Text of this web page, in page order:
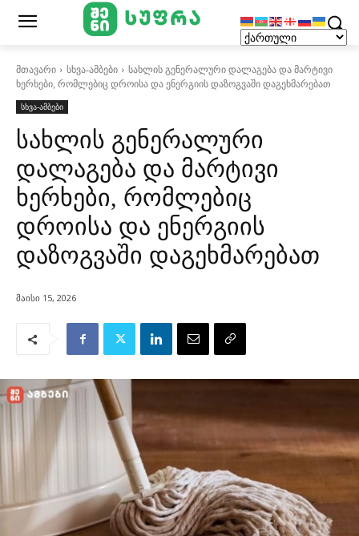
მთავარი სხვა-ამბები
სახლის გენერალური დალაგება და მარტივი
ხერხები, რომლებიც დროისა და ენერგიის დაზოგვაში დაგეხმარებათ
სხვა-ამბები
სახლის გენერალური
დალაგება და მარტივი
ხერხები, რომლებიც
დროისა და ენერგიის
დაზოგვაში დაგეხმარებათ
მაისი 15, 2026